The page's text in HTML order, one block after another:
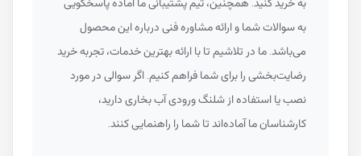
به سوالات شما و ارائه مشاوره فنی درباره این محصول
می‌باشد. ما در تلاشیم تا با ارائه بهترین خدمات، تجربه خرید
رضایت‌بخشی را برای شما فراهم کنیم. اگر سوالی در مورد
نصب یا استفاده از شلنگ ورودی آب بخاری دارید،
کارشناسان ما آماده‌اند تا شما را راهنمایی کنند.